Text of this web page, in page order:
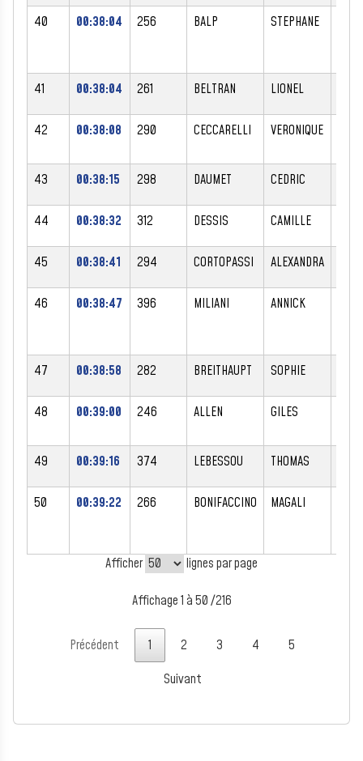
40 00:38:04 256 BALP STEPHANE
41 00:38:04 261 BELTRAN LIONEL
42 00:38:08 290 CECCARELLI VERONIQUE
43 00:38:15 298 DAUMET CEDRIC
44 00:38:32 312 DESSIS CAMILLE
45 00:38:41 294 CORTOPASSI ALEXANDRA
46 00:38:47 396 MILIANI ANNICK
47 00:38:58 282 BREITHAUPT SOPHIE
48 00:39:00 246 ALLEN GILES
49 00:39:16 374 LEBESSOU THOMAS
50 00:39:22 266 BONIFACCINO MAGALI
Afficher lignes par page
Affichage 1 à 50 /216
Précédent 1 2 3 4
5
Suivant